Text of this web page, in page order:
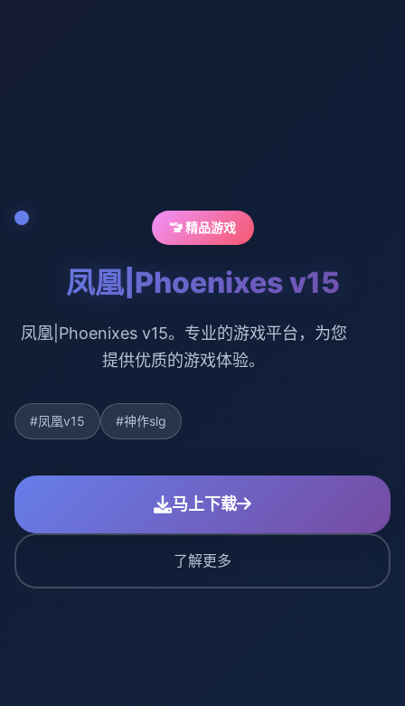
🚾 精品游戏
凤凰|Phoenixes v15
凤凰|Phoenixes v15。专业的游戏平台，为您
提供优质的游戏体验。
#凤凰v15 #神作slg
马上下载
了解更多